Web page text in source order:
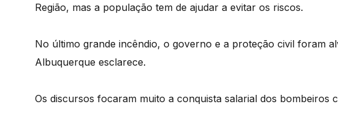
Região, mas a população tem de ajudar a evitar os riscos.
No último grande incêndio, o governo e a proteção civil foram
Albuquerque esclarece.
Os discursos focaram muito a conquista salarial dos bombeiros